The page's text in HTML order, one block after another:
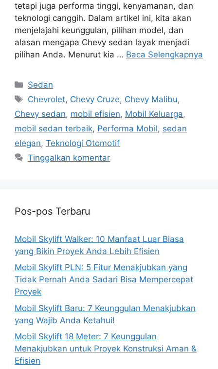
tetapi juga performa tinggi, kenyamanan, dan
teknologi canggih. Dalam artikel ini, kita akan
menjelajahi keunggulan, pilihan model, dan
alasan mengapa Chevy sedan layak menjadi
pilihan Anda. Menurut kia … Baca Selengkapnya
Kategori
Sedan
Tag
Chevrolet, Chevy Cruze, Chevy Malibu,
Chevy sedan, mobil efisien, Mobil Keluarga,
mobil sedan terbaik, Performa Mobil, sedan
elegan, Teknologi Otomotif
Tinggalkan komentar
Pos-pos Terbaru
Mobil Skylift Walker: 10 Manfaat Luar Biasa
yang Bikin Proyek Anda Lebih Efisien
Mobil Skylift PLN: 5 Fitur Menakjubkan yang
Tidak Pernah Anda Sadari Bisa Mempercepat
Proyek
Mobil Skylift Baru: 7 Keunggulan Menakjubkan
yang Wajib Anda Ketahui!
Mobil Skylift 18 Meter: 7 Keunggulan
Menakjubkan untuk Proyek Konstruksi Aman &
Efisien